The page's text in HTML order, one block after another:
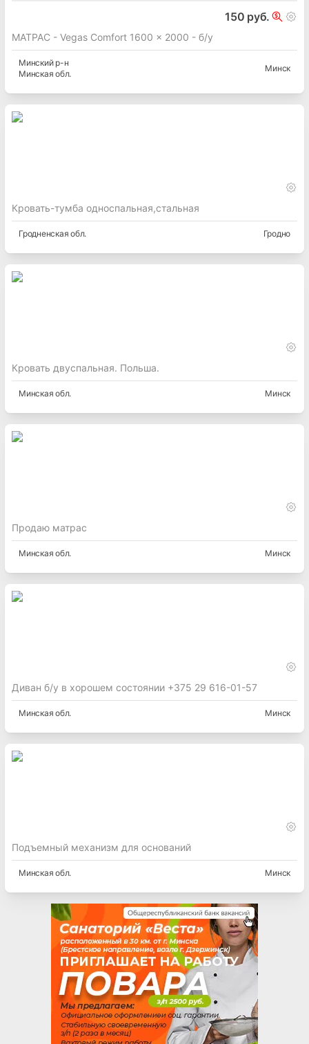
150 руб.
МАТРАС - Vegas Comfort 1600 x 2000 - б/у
Минскийр-н
Минская обл.
Минск
Кровать-тумба односпальная,стальная
Гродненская обл. Гродно
Кровать двуспальная. Польша.
Минская обл. Минск
Продаю матрас
Минская обл. Минск
Диван б/у в хорошем состоянии +375 29 616-01-57
Минская обл. Минск
Подъемный механизм для оснований
Минская обл. Минск